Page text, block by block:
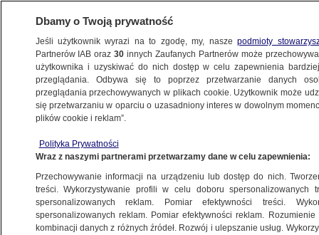
BIZNES
Z KRAJU
14.05.2010, 09:56Aktualizacja:14.05.2010, 09:46
Udostępnij
Dbamy o Twoją prywatność
Jeśli użytkownik wyrazi na to zgodę, my, naszepodmioty
Partnerów IAB oraz30 innych Zaufanych Partnerów może
użytkownika i uzyskiwać do nich dostęp w celu zapewnienia
przeglądania. Odbywa się to poprzez przetwarzanie danych
przeglądania przechowywanych w plikach cookie. Użytkownik może
się przetwarzaniu w oparciu o uzasadniony interes w dowolnym
plików cookie i reklam”.
Polityka Prywatności
Wraz z naszymi partnerami przetwarzamy dane w celu zapewnienia:
Przechowywanie informacji na urządzeniu lub dostęp do nich.
treści. Wykorzystywanie profili w celu doboru spersonalizowanych
spersonalizowanych reklam. Pomiar efektywności treści.
spersonalizowanych reklam. Pomiar efektywności reklam.
kombinacji danych z różnych źródeł. Rozwój i ulepszanie usług.